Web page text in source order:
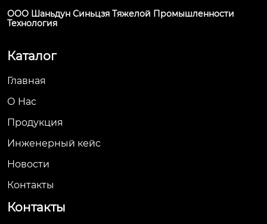
ООО Шаньдун Синьцзя Тяжелой Промышленности
Технология
Каталог
Главная
О Hас
Продукция
Инженерный кейс
Новости
Контакты
Контакты